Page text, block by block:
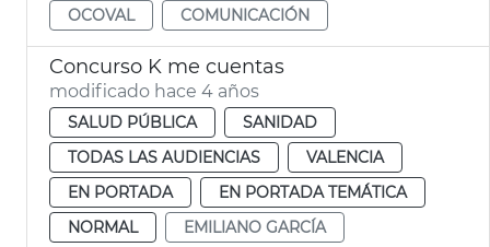
OCOVAL
COMUNICACIÓN
Concurso K me cuentas
modificado hace 4 años
SALUD PÚBLICA
SANIDAD
TODAS LAS AUDIENCIAS
VALENCIA
EN PORTADA
EN PORTADA TEMÁTICA
NORMAL
EMILIANO GARCÍA